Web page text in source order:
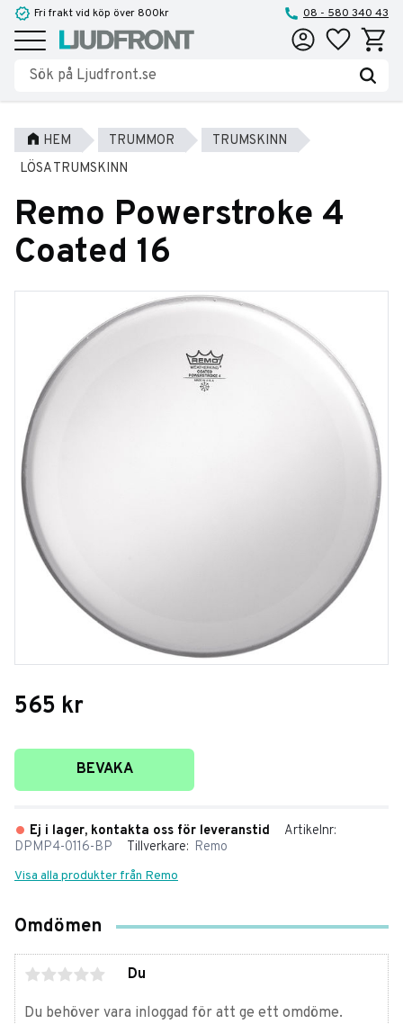
Meny
Fri frakt vid köp över 800kr 08 - 580 340 43
Favoriter
HEM TRUMMOR
TRUMSKINN
LÖSA TRUMSKINN
Remo Powerstroke 4
Coated 16
565 kr
Lägg till i favoriter
BEVAKA
Ej i lager, kontakta oss för leveranstid
Artikelnr
DPMP4-0116-BP
Tillverkare Remo
Visa alla produkter från Remo
Omdömen
Du